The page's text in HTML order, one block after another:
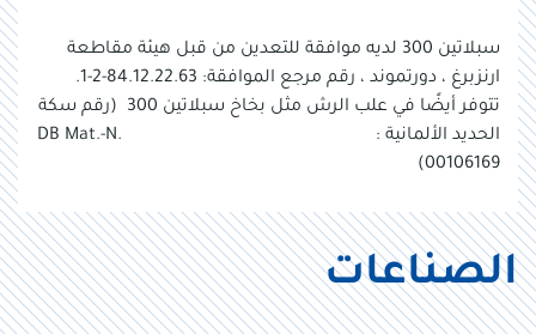
سبلاتين 300 لديه موافقة للتعدين من قبل هيئة مقاطعة
ارنزبرغ ، دورتموند ، رقم مرجع الموافقة: 84.12.22.63-2-1.
تتوفر أيضًا في علب الرش مثل بخاخ سبلاتين 300 (رقم سكة
الحديد الألمانية : DB Mat.-N.
00106169)
الصناعات